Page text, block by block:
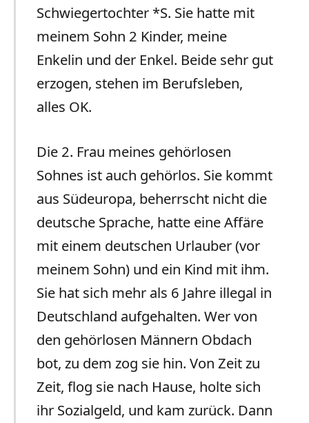
Schwiegertochter *S. Sie hatte mit
meinem Sohn 2 Kinder, meine
Enkelin und der Enkel. Beide sehr gut
erzogen, stehen im Berufsleben,
alles OK.
Die 2. Frau meines gehörlosen
Sohnes ist auch gehörlos. Sie kommt
aus Südeuropa, beherrscht nicht die
deutsche Sprache, hatte eine Affäre
mit einem deutschen Urlauber (vor
meinem Sohn) und ein Kind mit ihm.
Sie hat sich mehr als 6 Jahre illegal in
Deutschland aufgehalten. Wer von
den gehörlosen Männern Obdach
bot, zu dem zog sie hin. Von Zeit zu
Zeit, flog sie nach Hause, holte sich
ihr Sozialgeld, und kam zurück. Dann